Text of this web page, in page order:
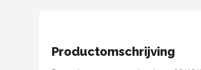
Productomschrijving